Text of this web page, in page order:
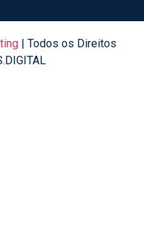
| Todos os Direitos